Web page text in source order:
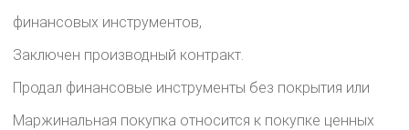
финансовых инструментов,
Заключен производный контракт.
Продал финансовые инструменты без покрытия или
Маржинальная покупка относится к покупке ценных